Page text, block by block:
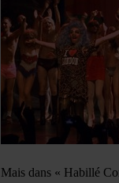
Mais dans « Habillé